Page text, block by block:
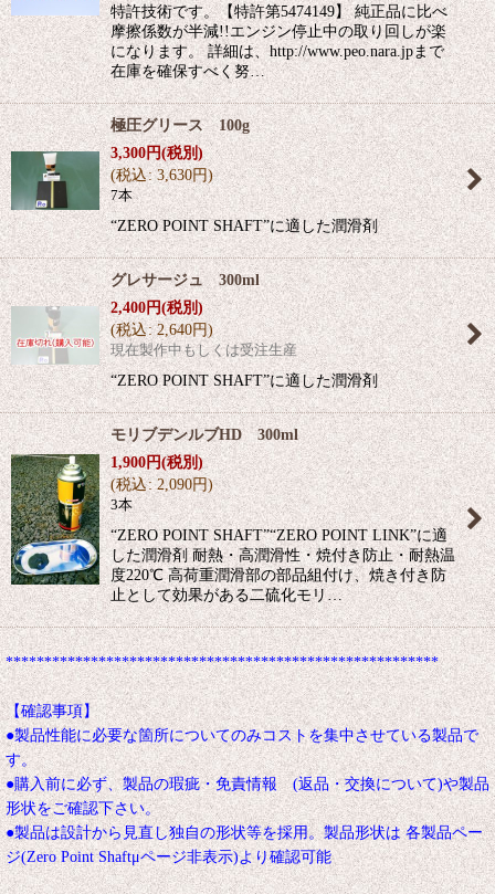
特許技術です。【特許第5474149】 純正品に比べ
摩擦係数が半減!!エンジン停止中の取り回しが楽
になります。 詳細は、http://www.peo.nara.jpまで
在庫を確保すべく努…
極圧グリース 100g
3,300円(税別)
(税込: 3,630円)
7本
“ZERO POINT SHAFT”に適した潤滑剤
グレサージュ 300ml
2,400円(税別)
(税込: 2,640円)
現在製作中もしくは受注生産
“ZERO POINT SHAFT”に適した潤滑剤
モリブデンルブHD 300ml
1,900円(税別)
(税込: 2,090円)
3本
“ZERO POINT SHAFT”“ZERO POINT LINK”に適
した潤滑剤 耐熱・高潤滑性・焼付き防止・耐熱温
度220℃ 高荷重潤滑部の部品組付け、焼き付き防
止として効果がある二硫化モリ…
********************************************************
【確認事項】
●製品性能に必要な箇所についてのみコストを集中させている製品で
す。
●購入前に必ず、製品の瑕疵・免責情報 (返品・交換について)や製品
形状をご確認下さい。
●製品は設計から見直し独自の形状等を採用。製品形状は 各製品ペー
ジ(Zero Point Shaftμページ非表示)より確認可能